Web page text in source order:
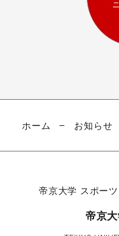
ホーム お知らせ
帝京大学 スポー
帝京